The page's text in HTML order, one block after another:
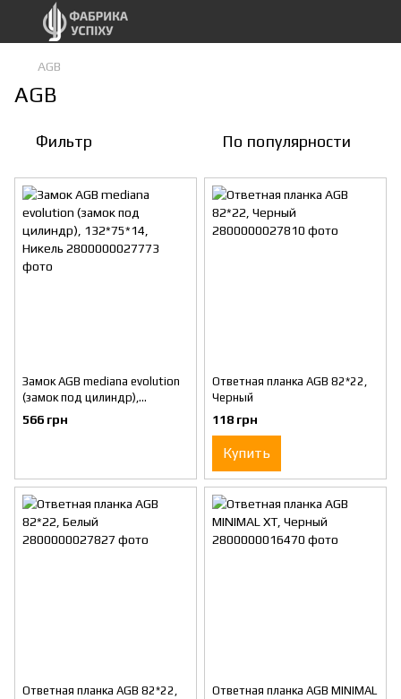
AGB
AGB
Фильтр По популярности
Замок AGB mediana evolution
(замок под цилиндр),
132*75*14, Никель
566 грн
Ответная планка AGB 82*22,
Черный
118 грн
Купить
Ответная планка AGB 82*22,
Ответная планка AGB MINIMAL